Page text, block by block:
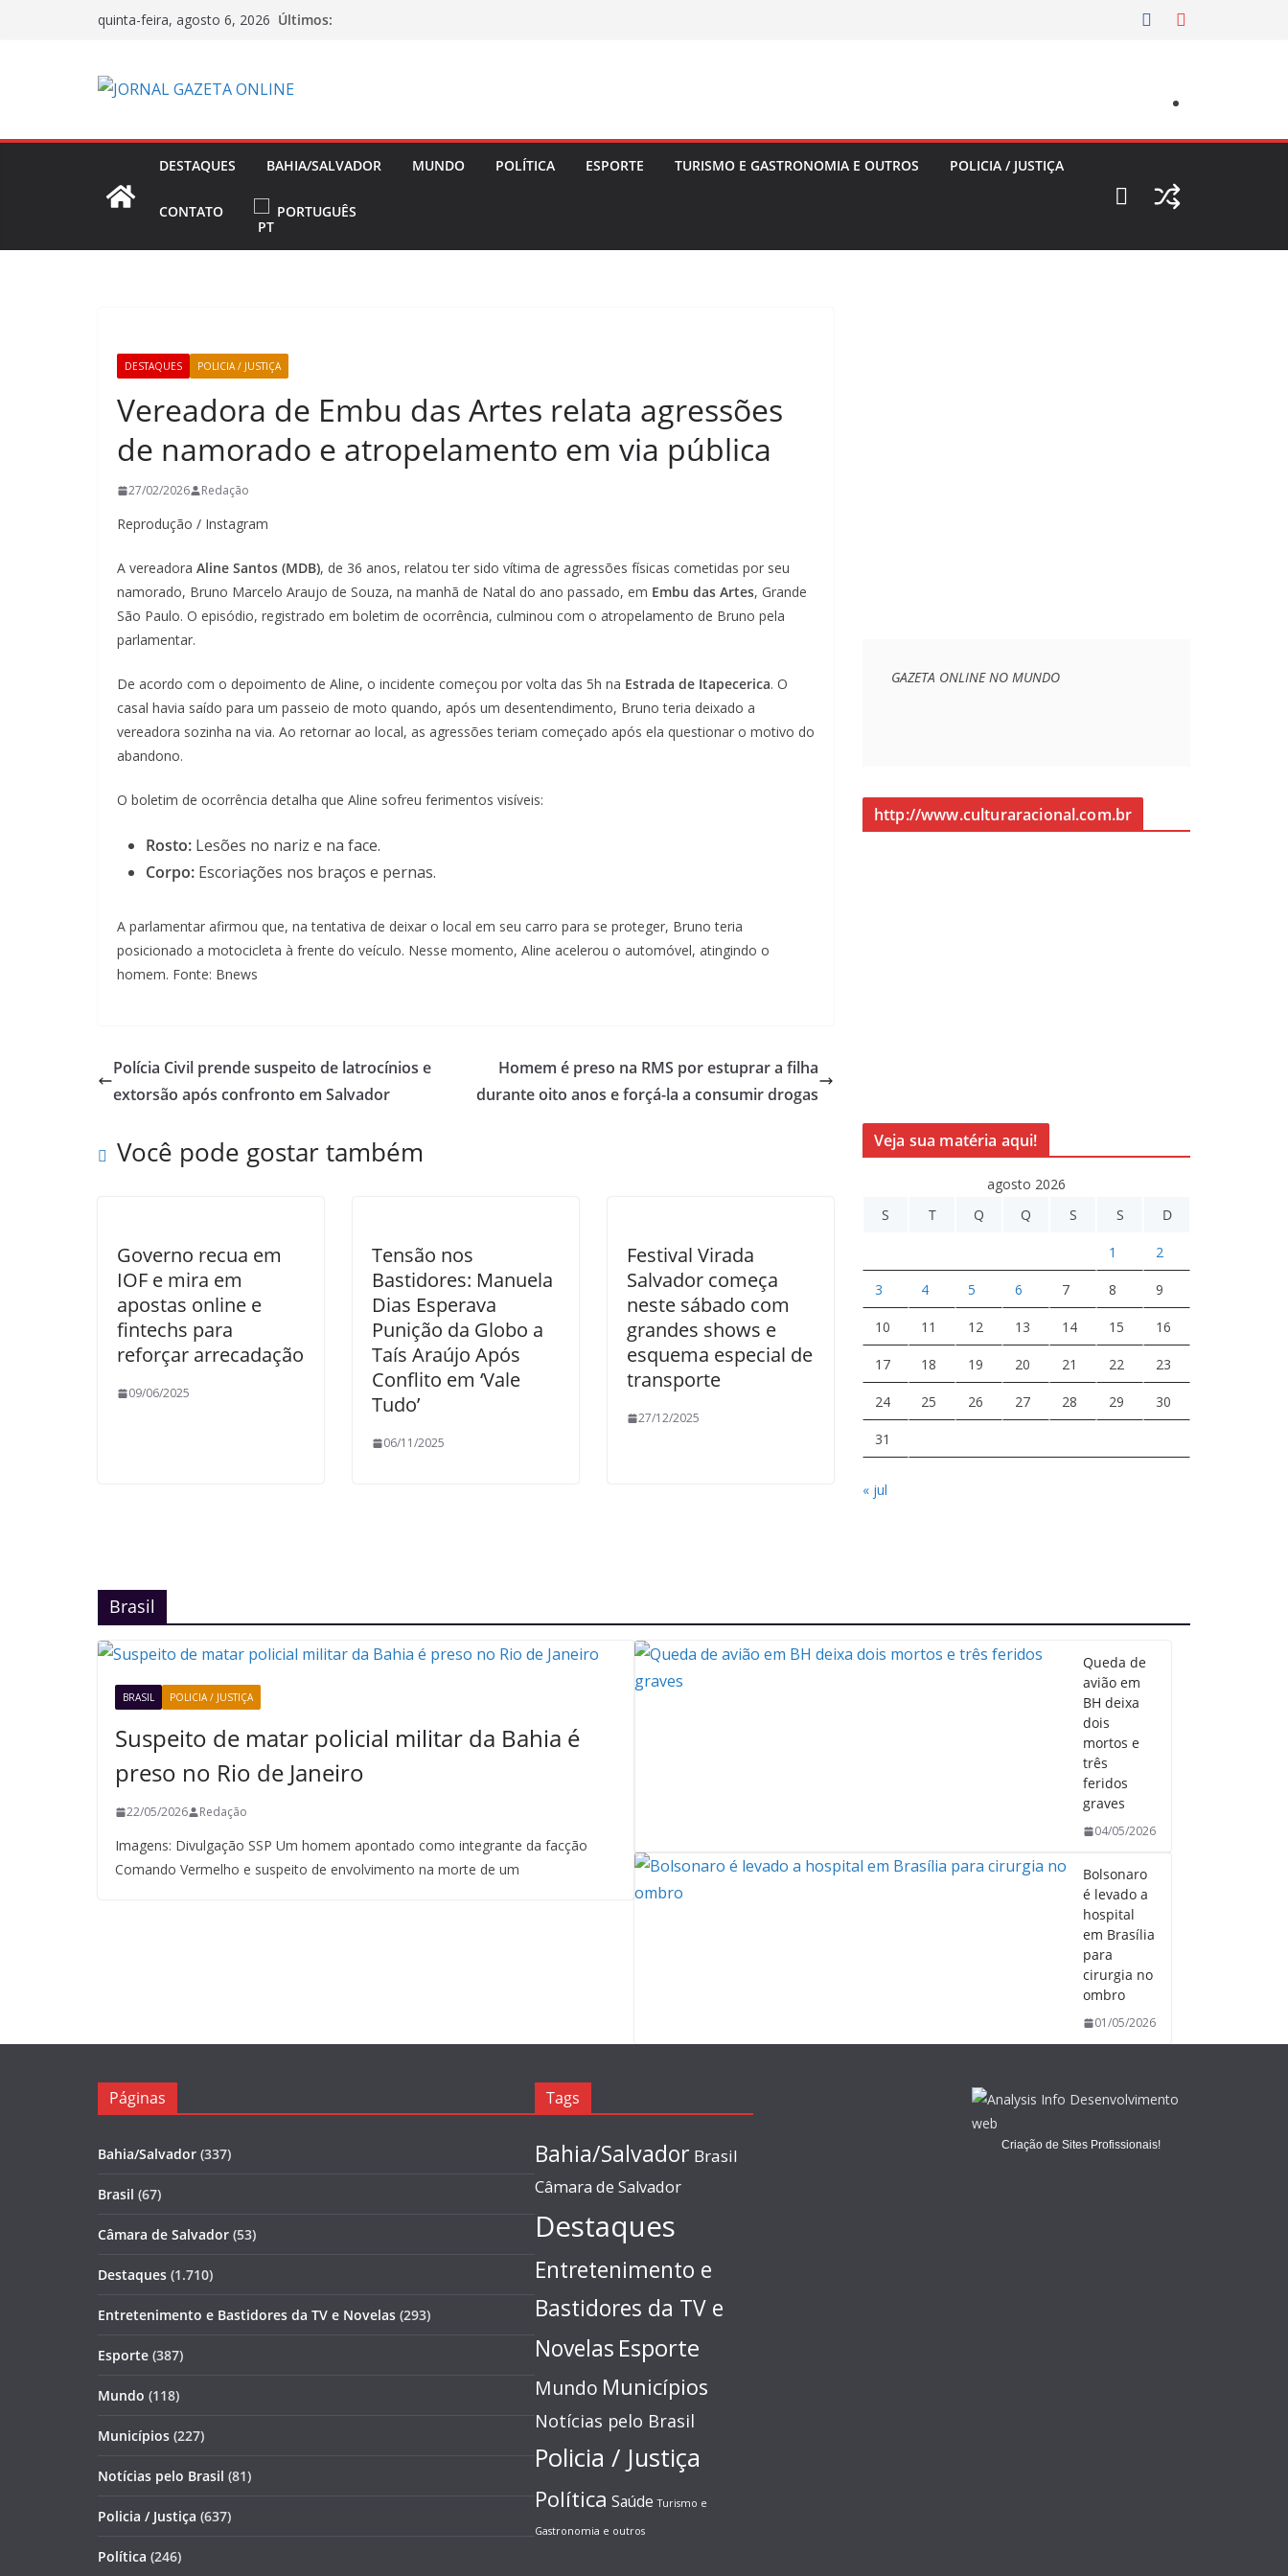
quinta-feira, agosto 6, 2026 Últimos:
DESTAQUES BAHIA/SALVADOR MUNDO POLÍTICA ESPORTE TURISMO E GASTRONOMIA E OUTROS POLICIA / JUSTIÇA
CONTATO PORTUGUÊS
DESTAQUES POLICIA / JUSTIÇA
Vereadora de Embu das Artes relata agressões
de namorado e atropelamento em via pública
27/02/2026 Redação
Reprodução / Instagram
A vereadora Aline Santos (MDB), de 36 anos, relatou ter sido vítima de agressões físicas cometidas por seu
namorado, Bruno Marcelo Araujo de Souza, na manhã de Natal do ano passado, em Embu das Artes, Grande
São Paulo. O episódio, registrado em boletim de ocorrência, culminou com o atropelamento de Bruno pela
parlamentar.
De acordo com o depoimento de Aline, o incidente começou por volta das 5h na Estrada de Itapecerica. O
casal havia saído para um passeio de moto quando, após um desentendimento, Bruno teria deixado a
vereadora sozinha na via. Ao retornar ao local, as agressões teriam começado após ela questionar o motivo do
abandono.
O boletim de ocorrência detalha que Aline sofreu ferimentos visíveis:
Rosto: Lesões no nariz e na face.
Corpo: Escoriações nos braços e pernas.
A parlamentar afirmou que, na tentativa de deixar o local em seu carro para se proteger, Bruno teria
posicionado a motocicleta à frente do veículo. Nesse momento, Aline acelerou o automóvel, atingindo o
homem. Fonte: Bnews
Polícia Civil prende suspeito de latrocínios e
extorsão após confronto em Salvador
Homem é preso na RMS por estuprar a filha
durante oito anos e forçá-la a consumir drogas
Você pode gostar também
Governo recua em
IOF e mira em
apostas online e
fintechs para
reforçar arrecadação
09/06/2025
Tensão nos
Bastidores: Manuela
Dias Esperava
Punição da Globo a
Taís Araújo Após
Conflito em ‘Vale
Tudo’
06/11/2025
Festival Virada
Salvador começa
neste sábado com
grandes shows e
esquema especial de
transporte
27/12/2025
GAZETA ONLINE NO MUNDO
http://www.culturaracional.com.br
Veja sua matéria aqui!
agosto 2026
S
T Q Q S S D
1 2
3 4 5 6 7 8 9
10 11 12 13 14 15 16
17 18 19 20 21 22 23
24 25 26 27 28 29 30
31
« jul
Brasil
BRASIL POLICIA / JUSTIÇA
Suspeito de matar policial militar da Bahia é
preso no Rio de Janeiro
22/05/2026 Redação
Imagens: Divulgação SSP Um homem apontado como integrante da facção
Comando Vermelho e suspeito de envolvimento na morte de um
Queda de
avião em
BH deixa
dois
mortos e
três
feridos
graves
04/05/2026
Bolsonaro
é levado a
hospital
em Brasília
para
cirurgia no
ombro
01/05/2026
Páginas
Bahia/Salvador (337)
Brasil (67)
Câmara de Salvador (53)
Destaques (1.710)
Entretenimento e Bastidores da TV e Novelas (293)
Esporte (387)
Mundo (118)
Municípios (227)
Notícias pelo Brasil (81)
Policia / Justiça (637)
Política (246)
Tags
Bahia/Salvador Brasil
Câmara de Salvador
Destaques
Entretenimento e
Bastidores da TV e
Novelas Esporte
Mundo Municípios
Notícias pelo Brasil
Policia / Justiça
Política Saúde Turismo e
Gastronomia e outros
Criação de Sites Profissionais!